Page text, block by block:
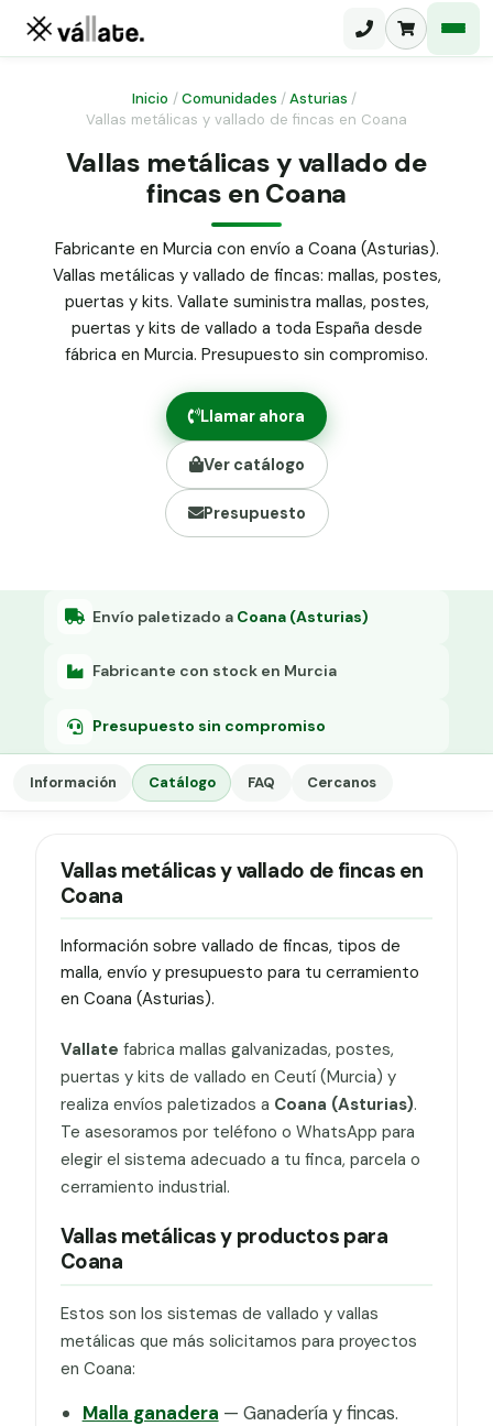
Malla ganadera
Malla simple torsión
Malla triple torsión
Panel malla H.
Puerta abatible dos hojas
Puerta acceso peatonal
Poste malla Hércules
Poste malla simple torsión
Alambre de espino galvanizado
Alambre liso galvanizado
Malla ocultación 70 g/m² verde
Abrazadera PVC malla H.
Grapa malla H.
Inicio /Comunidades /Asturias /
Vallas metálicas y vallado de fincas en Coana
Vallas metálicas y vallado de
fincas en Coana
Fabricante en Murcia con envío a Coana (Asturias).
Vallas metálicas y vallado de fincas: mallas, postes,
puertas y kits. Vallate suministra mallas, postes,
puertas y kits de vallado a toda España desde
fábrica en Murcia. Presupuesto sin compromiso.
Llamar ahora
Ver catálogo
Presupuesto
Envío paletizado a Coana (Asturias)
Fabricante con stock en Murcia
Presupuesto sin compromiso
Información Catálogo FAQ Cercanos
Vallas metálicas y vallado de fincas en
Coana
Información sobre vallado de fincas, tipos de
malla, envío y presupuesto para tu cerramiento
en Coana (Asturias).
Vallate fabrica mallas galvanizadas, postes,
puertas y kits de vallado en Ceutí (Murcia) y
realiza envíos paletizados a Coana (Asturias).
Te asesoramos por teléfono o WhatsApp para
elegir el sistema adecuado a tu finca, parcela o
cerramiento industrial.
Vallas metálicas y productos para
Coana
Estos son los sistemas de vallado y vallas
metálicas que más solicitamos para proyectos
en Coana:
Malla ganadera — Ganadería y fincas.